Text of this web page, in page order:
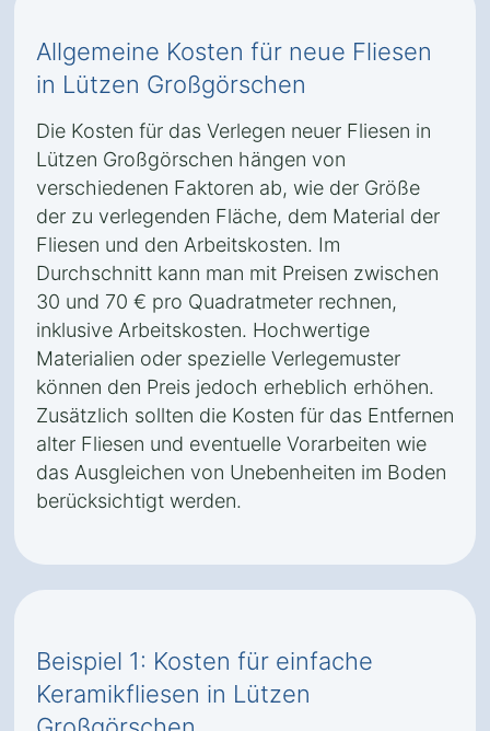
Allgemeine Kosten für neue Fliesen
in Lützen Großgörschen
Die Kosten für das Verlegen neuer Fliesen in
Lützen Großgörschen hängen von
verschiedenen Faktoren ab, wie der Größe
der zu verlegenden Fläche, dem Material der
Fliesen und den Arbeitskosten. Im
Durchschnitt kann man mit Preisen zwischen
30 und 70 € pro Quadratmeter rechnen,
inklusive Arbeitskosten. Hochwertige
Materialien oder spezielle Verlegemuster
können den Preis jedoch erheblich erhöhen.
Zusätzlich sollten die Kosten für das Entfernen
alter Fliesen und eventuelle Vorarbeiten wie
das Ausgleichen von Unebenheiten im Boden
berücksichtigt werden.
Beispiel 1: Kosten für einfache
Keramikfliesen in Lützen